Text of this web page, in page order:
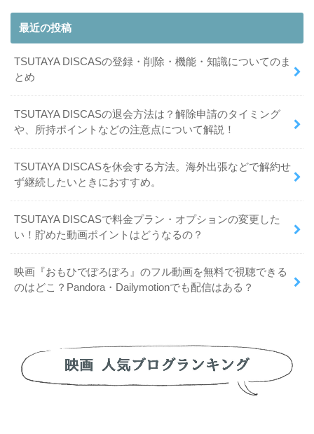
最近の投稿
TSUTAYA DISCASの登録・削除・機能・知識についてのま
とめ
TSUTAYA DISCASの退会方法は？解除申請のタイミング
や、所持ポイントなどの注意点について解説！
TSUTAYA DISCASを休会する方法。海外出張などで解約せ
ず継続したいときにおすすめ。
TSUTAYA DISCASで料金プラン・オプションの変更した
い！貯めた動画ポイントはどうなるの？
映画『おもひでぽろぽろ』のフル動画を無料で視聴できる
のはどこ？Pandora・Dailymotionでも配信はある？